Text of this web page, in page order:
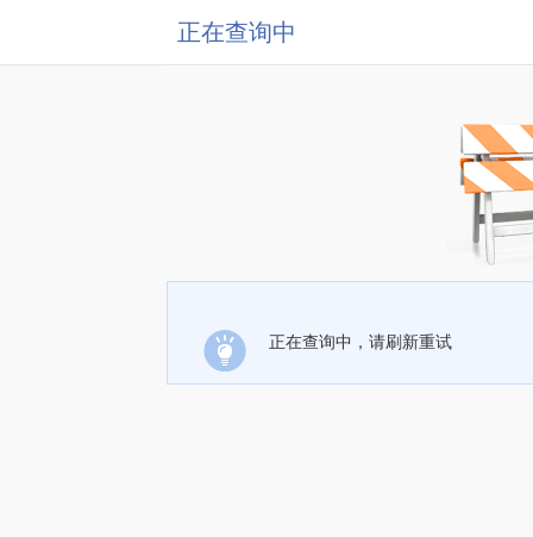
正在查询中
正在查询中，请刷新重试